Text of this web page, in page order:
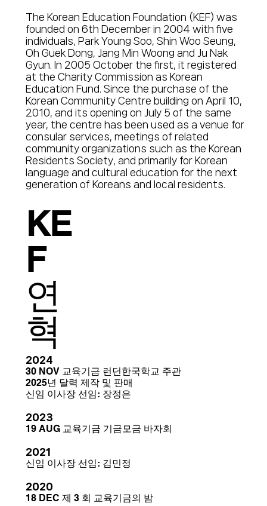
The Korean Education Foundation (KEF) was
founded on 6th December in 2004 with five
individuals, Park Young Soo, Shin Woo Seung,
Oh Guek Dong, Jang Min Woong and Ju Nak
Gyun. In 2005 October the first, it registered
at the Charity Commission as Korean
Education Fund. Since the purchase of the
Korean Community Centre building on April 10,
2010, and its opening on July 5 of the same
year, the centre has been used as a venue for
consular services, meetings of related
community organizations such as the Korean
Residents Society, and primarily for Korean
language and cultural education for the next
generation of Koreans and local residents.
KE
F
연
혁
2024
30 NOV 교육기금 런던한국학교 주관
2025년 달력 제작 및 판매
신임 이사장 선임: 장정은
2023
19 AUG 교육기금 기금모금 바자회
2021
신임 이사장 선임: 김민정
2020
18 DEC 제 3 회 교육기금의 밤